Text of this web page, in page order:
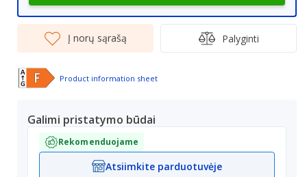
Į norų sąrašą Palyginti
Product information sheet
Galimi pristatymo būdai
Rekomenduojame
Atsiimkite parduotuvėje